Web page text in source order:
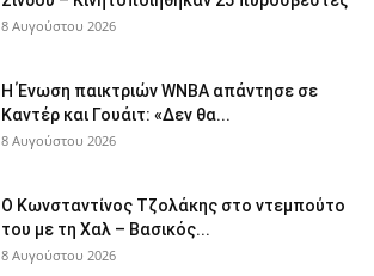
8 Αυγούστου 2026
Η Ένωση παικτριών WNBA απάντησε σε
Καντέρ και Γουάιτ: «Δεν θα...
8 Αυγούστου 2026
Ο Κωνσταντίνος Τζολάκης στο ντεμπούτο
του με τη Χαλ – Βασικός...
8 Αυγούστου 2026